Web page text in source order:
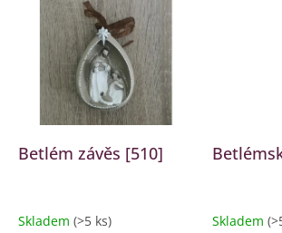
Betlém závěs [510]
Skladem (>5 ks) Skladem